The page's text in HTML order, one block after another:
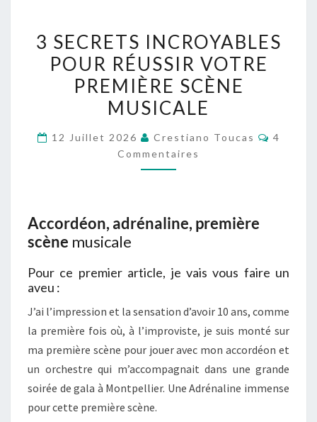
SECRETS
INCROYABLES
POUR
RÉUSSIR
PREMIÈRE
SCÈNE
3 SECRETS INCROYABLES
POUR RÉUSSIR VOTRE
PREMIÈRE SCÈNE
MUSICALE
12 Juillet 2026 Crestiano Toucas
4
Commentaires
Accordéon, adrénaline, première
scène musicale
Pour ce premier article, je vais vous faire un
aveu :
J’ai l’impression et la sensation d’avoir 10 ans, comme
la première fois où, à l’improviste, je suis monté sur
ma première scène pour jouer avec mon accordéon et
un orchestre qui m’accompagnait dans une grande
soirée de gala à Montpellier. Une Adrénaline immense
pour cette première scène.